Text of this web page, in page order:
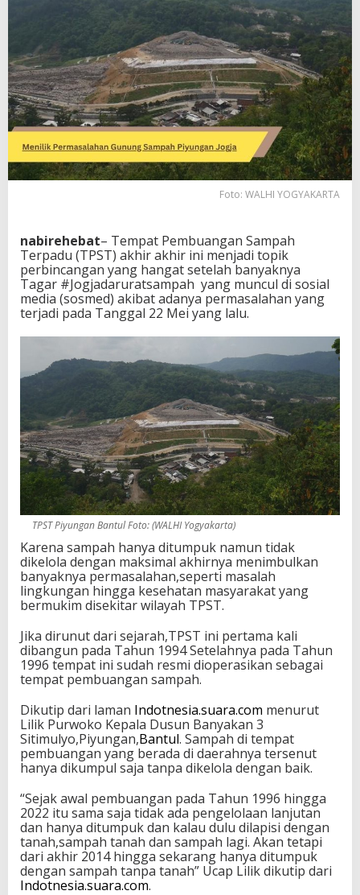
u
u
n
g
S
a
m
p
a
h
P
g
a
n
J
o
g
Foto: WALHI YOGYAKARTA
nabirehebat– Tempat Pembuangan Sampah
Terpadu (TPST) akhir akhir ini menjadi topik
perbincangan yang hangat setelah banyaknya
Tagar #Jogjadaruratsampah yang muncul di sosial
media (sosmed) akibat adanya permasalahan yang
terjadi pada Tanggal 22 Mei yang lalu.
TPST Piyungan Bantul Foto: (WALHI Yogyakarta)
Karena sampah hanya ditumpuk namun tidak
dikelola dengan maksimal akhirnya menimbulkan
banyaknya permasalahan,seperti masalah
lingkungan hingga kesehatan masyarakat yang
bermukim disekitar wilayah TPST.
Jika dirunut dari sejarah,TPST ini pertama kali
dibangun pada Tahun 1994 Setelahnya pada Tahun
1996 tempat ini sudah resmi dioperasikan sebagai
tempat pembuangan sampah.
Dikutip dari laman Indotnesia.suara.com menurut
Lilik Purwoko Kepala Dusun Banyakan 3
Sitimulyo,Piyungan,Bantul. Sampah di tempat
pembuangan yang berada di daerahnya tersenut
hanya dikumpul saja tanpa dikelola dengan baik.
“Sejak awal pembuangan pada Tahun 1996 hingga
2022 itu sama saja tidak ada pengelolaan lanjutan
dan hanya ditumpuk dan kalau dulu dilapisi dengan
tanah,sampah tanah dan sampah lagi. Akan tetapi
dari akhir 2014 hingga sekarang hanya ditumpuk
dengan sampah tanpa tanah” Ucap Lilik dikutip dari
Indotnesia.suara.com.